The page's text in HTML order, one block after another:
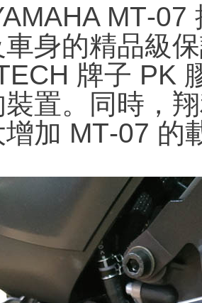
身的精品級
牌子 PK
置。同時，
加 MT‑07 的